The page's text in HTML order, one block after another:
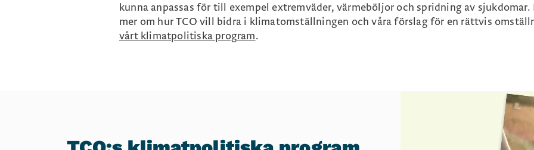
kunna anpassas för till exempel extremväder, värmeböljor och spridning av sjukdomar.
mer om hur TCO vill bidra i klimatomställningen och våra förslag för en rättvis
vårt klimatpolitiska program.